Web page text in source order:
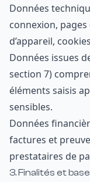
Données
connexion,
d’appareil,
Données issues
section 7)
éléments saisis
sensibles.
Données
factures et
prestataires de
3. Finalités et